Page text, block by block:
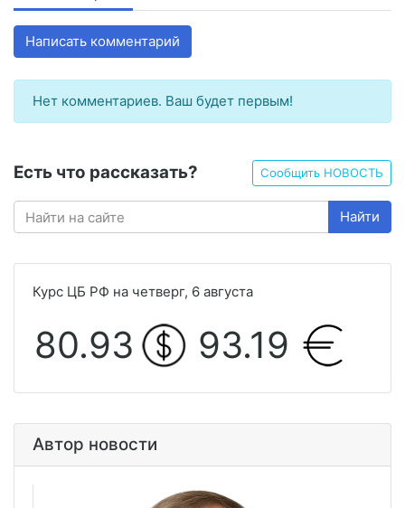
Написать комментарий
Нет комментариев. Ваш будет первым!
Есть что рассказать? Сообщить НОВОСТЬ
Найти
Курс ЦБ РФ на четверг, 6 августа
80.93 93.19
Автор новости